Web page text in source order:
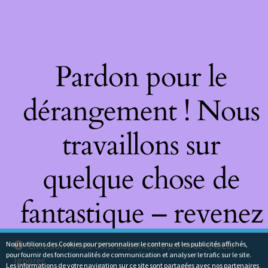
Livraison Relais Colis disponible à partir de 4,40Eur
Ignorer
Pardon pour le
dérangement ! Nous
travaillons sur
quelque chose de
fantastique – revenez
bientôt !
Nous utilions des Cookies pour personnaliser le contenu et les publicités affichés,
pour fournir des fonctionnalités de communication et analyser le trafic sur le site.
Les informations de votre navigation sur ce site sont partagées avec nos partenaires